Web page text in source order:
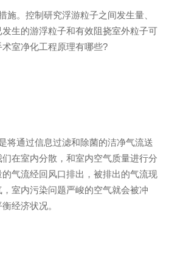
施。控制研究浮游粒子之间发生量、
生的游浮粒子和有效阻挠室外粒子可
室净化工程原理有哪些?
将通过信息过滤和除菌的洁净气流送
在室内分散，和室内空气质量进行分
气流经回风口排出，被排出的气流现
室内污染问题严峻的空气就会被冲
经济状况。